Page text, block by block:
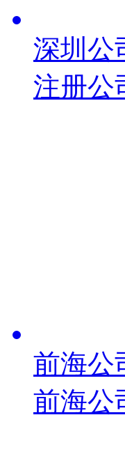
深圳公
注册公
前海公
前海公